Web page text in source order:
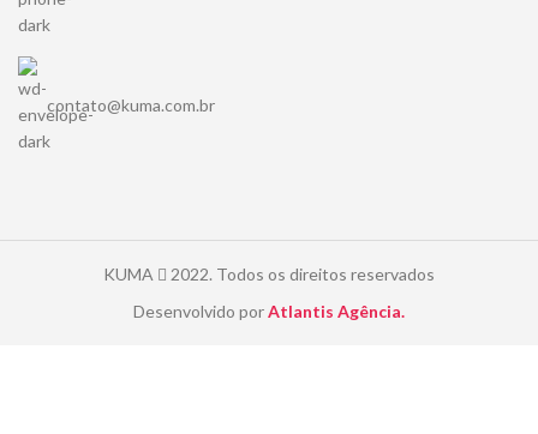
contato@kuma.com.br
KUMA
2022. Todos os direitos reservados
Desenvolvido porAtlantis Agência.